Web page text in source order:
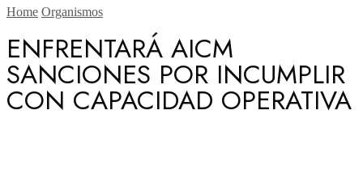
Aerolíneas
Home Organismos
ENFRENTARÁ AICM
SANCIONES POR INCUMPLIR
CON CAPACIDAD OPERATIVA